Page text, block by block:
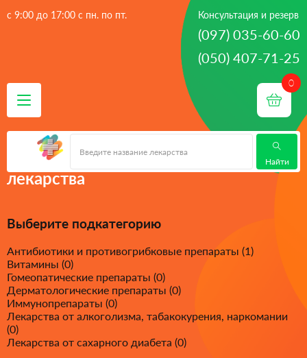
с 9:00 до 17:00 с пн. по пт. Консультация и резерв
(097) 035-60-60
(050) 407-71-25
Найти
Главная - лекарства
лекарства
Выберите подкатегорию
Антибиотики и противогрибковые препараты (1)
Витамины (0)
Гомеопатические препараты (0)
Дерматологические препараты (0)
Иммунопрепараты (0)
Лекарства от алкоголизма, табакокурения, наркомании
(0)
Лекарства от сахарного диабета (0)